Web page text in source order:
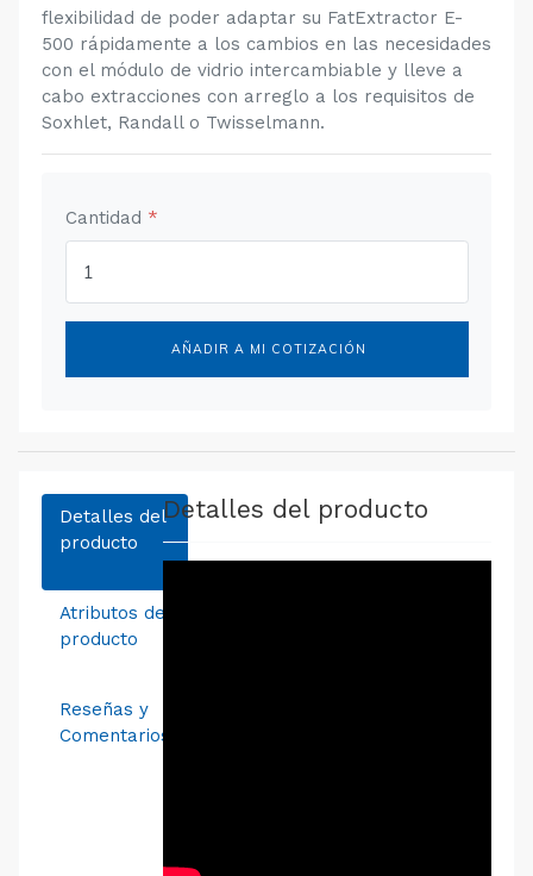
flexibilidad de poder adaptar su FatExtractor E-
500 rápidamente a los cambios en las necesidades
con el módulo de vidrio intercambiable y lleve a
cabo extracciones con arreglo a los requisitos de
Soxhlet, Randall o Twisselmann.
Cantidad *
AÑADIR A MI COTIZACIÓN
Detalles del
producto
Atributos del
producto
Reseñas y
Comentarios
Detalles del producto